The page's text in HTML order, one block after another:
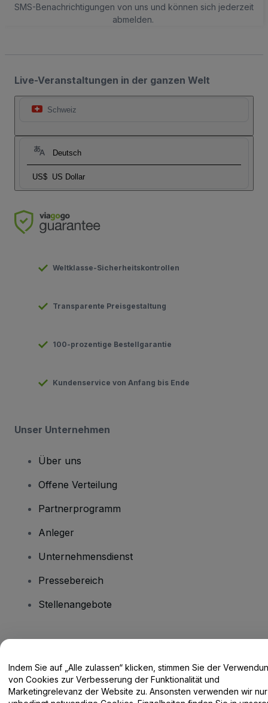
SMS-Benachrichtigungen von uns und können sich jederzeit
abmelden.
Live-Veranstaltungen in der ganzen Welt
Schweiz
Deutsch
US$ US Dollar
Weltklasse-Sicherheitskontrollen
Transparente Preisgestaltung
100-prozentige Bestellgarantie
Kundenservice von Anfang bis Ende
Unser Unternehmen
Über uns
Offene Verteilung
Partnerprogramm
Anleger
Unternehmensdienst
Pressebereich
Stellenangebote
Hilfe-Center / Kontakt
Indem Sie auf „Alle zulassen“ klicken, stimmen Sie der
von Cookies zur Verbesserung der Funktionalität und
Marketingrelevanz der Website zu. Ansonsten verwenden wir nur